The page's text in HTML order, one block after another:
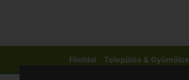
Főoldal Település & Gyümölcs